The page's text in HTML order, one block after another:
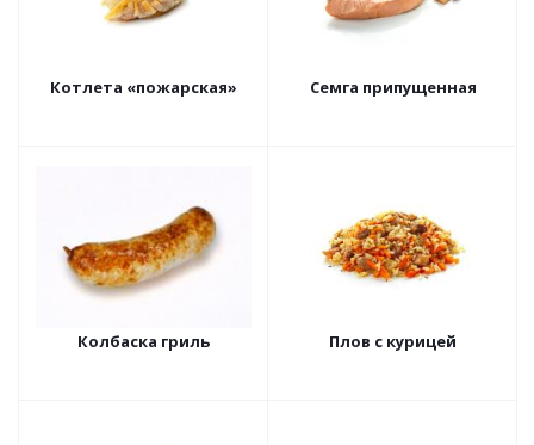
Котлета «пожарская» Семга припущенная
Колбаска гриль Плов с курицей